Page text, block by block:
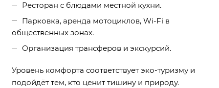
Ресторан с блюдами местной кухни.
Парковка, аренда мотоциклов, Wi-Fi в
общественных зонах.
Организация трансферов и экскурсий.
Уровень комфорта соответствует эко-туризму и
подойдёт тем, кто ценит тишину и природу.